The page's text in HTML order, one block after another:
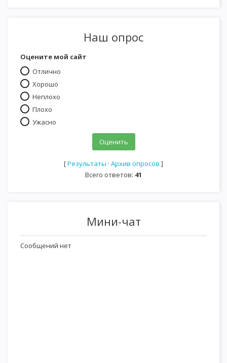
Наш опрос
Оцените мой сайт
Отлично
Хорошо
Неплохо
Плохо
Ужасно
[Результаты · Архив опросов ]
Всего ответов: 41
Мини-чат